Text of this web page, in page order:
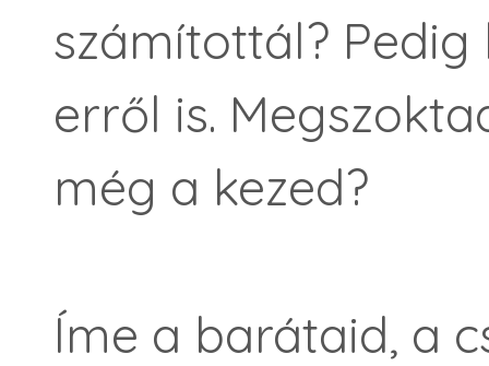
számítottál?
erről is.
még a kezed?
Íme a barátaid, a